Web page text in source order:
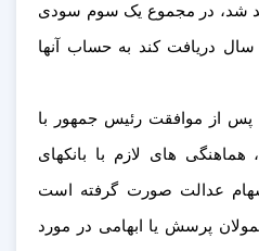
شد، در مجموع یک سوم سودی
سال دریافت کند به حساب آنها
پس از موافقت رئیس جمهور با
های لازم با بانکهای
عدالت صورت گرفته است
پرسش یا ابهامی در مورد